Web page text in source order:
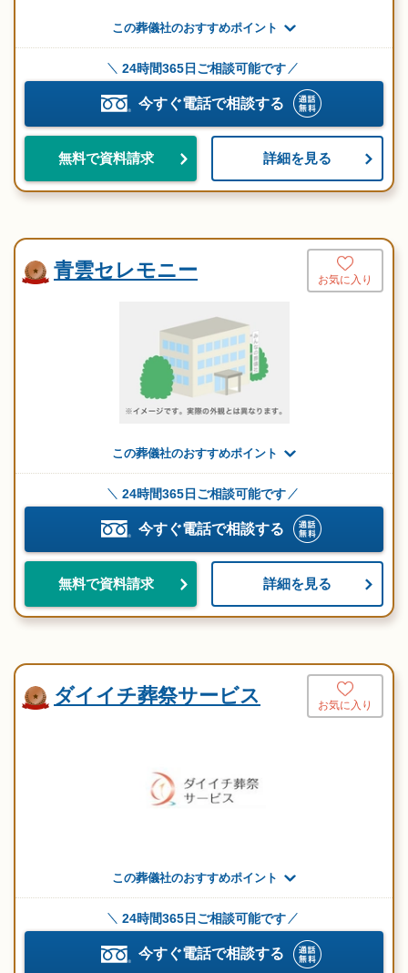
この葬儀社のおすすめポイント
24時間365日ご相談可能です
今すぐ電話で相談する
無料で資料請求 詳細を見る
青雲セレモニー お気に入り
この葬儀社のおすすめポイント
24時間365日ご相談可能です
今すぐ電話で相談する
無料で資料請求 詳細を見る
ダイイチ葬祭サービス お気に入り
この葬儀社のおすすめポイント
24時間365日ご相談可能です
今すぐ電話で相談する